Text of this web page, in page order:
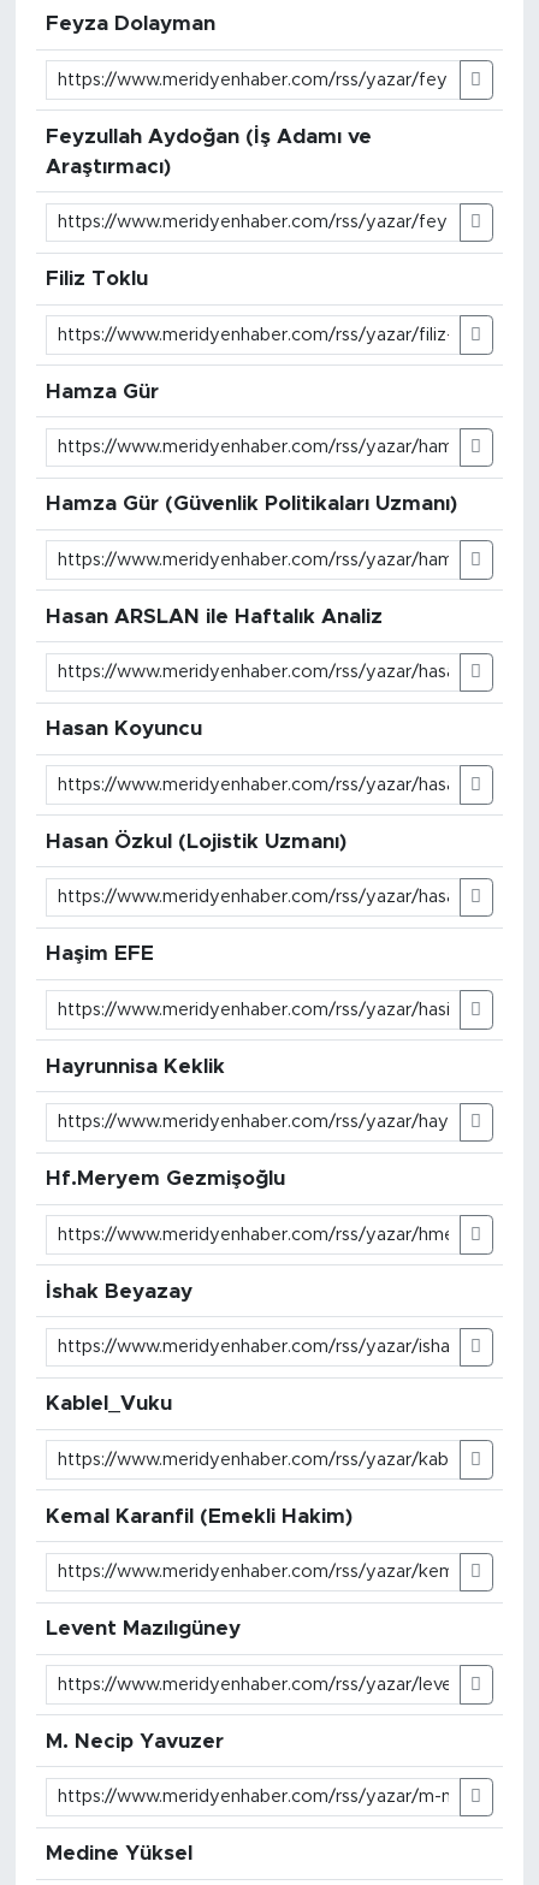
Feyza Dolayman
Feyzullah Aydoğan (İş Adamı ve
Araştırmacı)
Filiz Toklu
Hamza Gür
Hamza Gür (Güvenlik Politikaları Uzmanı)
Hasan ARSLAN ile Haftalık Analiz
Hasan Koyuncu
Hasan Özkul (Lojistik Uzmanı)
Haşim EFE
Hayrunnisa Keklik
Hf.Meryem Gezmişoğlu
İshak Beyazay
Kablel_Vuku
Kemal Karanfil (Emekli Hakim)
Levent Mazılıgüney
M. Necip Yavuzer
Medine Yüksel